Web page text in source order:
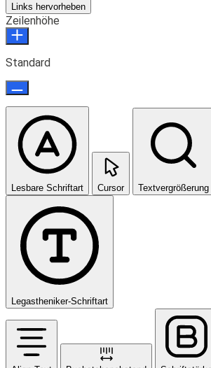
Links hervorheben
Zeilenhöhe
Standard
Lesbare Schriftart Cursor Textvergrößerung
Legastheniker-Schriftart